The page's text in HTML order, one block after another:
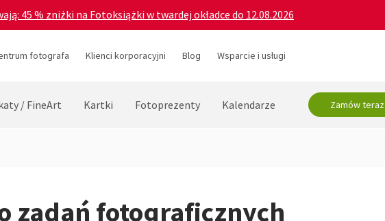
45 % zniżki na Fotoksiążki w twardej okładce do 12.08.2026
fotografa Klienci korporacyjni Blog Wsparcie i usługi
/ FineArt Kartki Fotoprezenty Kalendarze Zamów teraz
zadań fotograficznych